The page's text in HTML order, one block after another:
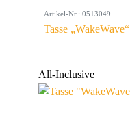
Farbe
Artikel-Nr.: 0513049
Tasse „WakeWave“
All-Inclusive